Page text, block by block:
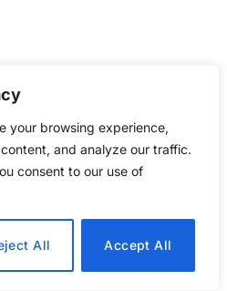
your browsing experience,
and analyze our traffic.
consent to our use of
All Accept All